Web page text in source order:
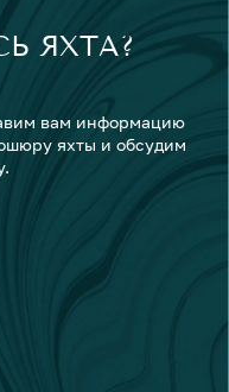
ЯХТА?
вам информацию
яхты и обсудим